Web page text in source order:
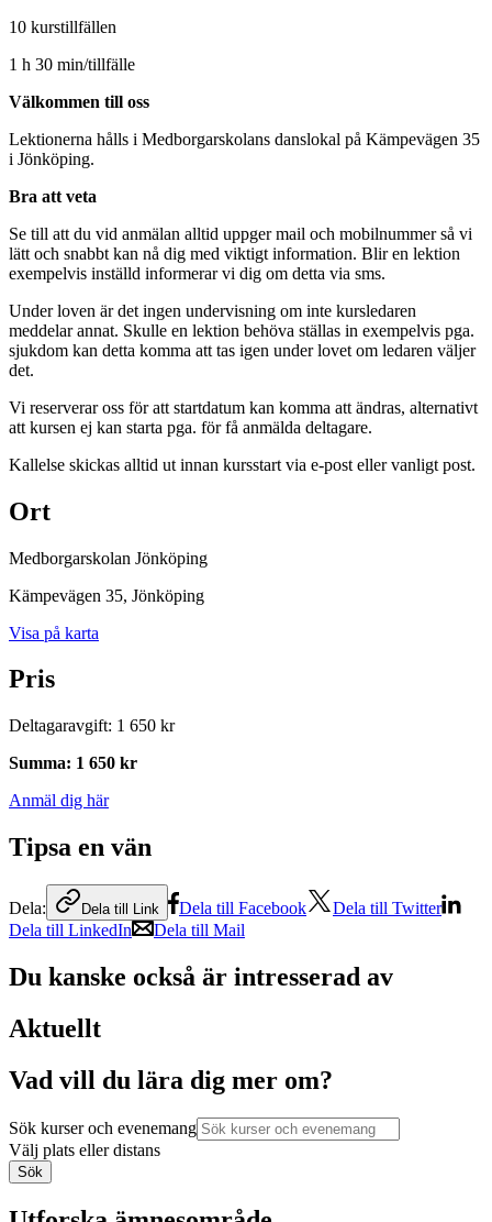
10 kurstillfällen
1 h 30 min/tillfälle
Välkommen till oss
Lektionerna hålls i Medborgarskolans danslokal på Kämpevägen 35
i Jönköping.
Bra att veta
Se till att du vid anmälan alltid uppger mail och mobilnummer så vi
lätt och snabbt kan nå dig med viktigt information. Blir en lektion
exempelvis inställd informerar vi dig om detta via sms.
Under loven är det ingen undervisning om inte kursledaren
meddelar annat. Skulle en lektion behöva ställas in exempelvis pga.
sjukdom kan detta komma att tas igen under lovet om ledaren väljer
det.
Vi reserverar oss för att startdatum kan komma att ändras, alternativt
att kursen ej kan starta pga. för få anmälda deltagare.
Kallelse skickas alltid ut innan kursstart via e-post eller vanligt post.
Ort
Medborgarskolan Jönköping
Kämpevägen 35, Jönköping
Visa på karta
Pris
Deltagaravgift: 1 650 kr
Summa: 1 650 kr
Anmäl dig här
Tipsa en vän
Dela: Dela till Link Dela till Facebook
Dela till Twitter
Dela till LinkedIn
Dela till Mail
Du kanske också är intresserad av
Aktuellt
Vad vill du lära dig mer om?
Sök kurser och evenemang
Välj plats eller distans
Sök